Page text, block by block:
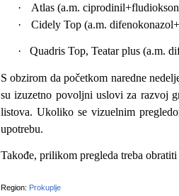
·
Atlas (a.m.
·
Cidely Top (a.m.
· Quadris Top, Teatar plus (a.m.
S obzirom da početkom naredne
su izuzetno povoljni uslovi za razvoj
listova. Ukoliko se vizuelnim
upotrebu.
Takođe, prilikom pregleda treba
Region: Prokuplje